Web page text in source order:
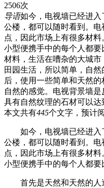
2506次
导语如今，电视墙已经进
公楼，都可以随时看到。
点，因此市场上有很多材
小型便携手中的每个人都
材料，生活在嘈杂的大城
田园生活，所以简单，自
后，使用一些简单和天然
自然的感觉。电视背景墙是
具有自然纹理的石材可以达
本文共有445个文字，预计
如今，电视墙已经进入
公楼，都可以随时看到。
点，因此市场上有很多材
小型便携手中的每个人都要
首先是天然和天然的人